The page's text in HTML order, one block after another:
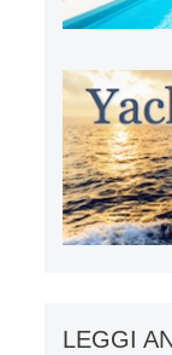
LEGGI